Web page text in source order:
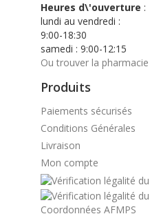
Heures d\'ouverture :
lundi au vendredi :
9:00-18:30
samedi : 9:00-12:15
Ou trouver la
Produits
Paiements sécurisés
Conditions Générales
Livraison
Mon compte
Coordonnées AFMPS